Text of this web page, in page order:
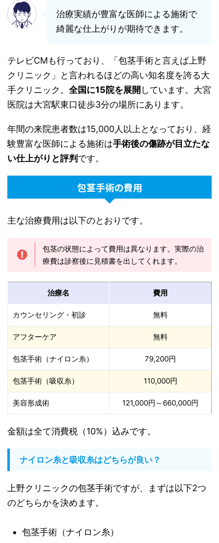
治療実績が豊富な医師による施術で
綺麗な仕上がりが期待できます。
テレビCMも行っており、「包茎手術と言えば上野
クリニック」と言われるほどの高い知名度を誇る大
手クリニック。 全国に15院を展開 しています。大宮
医院は大宮駅東口徒歩3分の場所にあります。
年間の来院患者数は15,000人以上となっており、経
験豊富な医師による施術は手術後の傷跡が目立たな
い仕上がりと評判 です。
包茎手術の費用
主な治療費用は以下のとおりです。
包茎の状態によって費用は異なります。実際の治
療費は診察後に見積書を出してくれます。
治療名 費用
カウンセリング・初診 無料
アフターケア 無料
包茎手術（ナイロン糸） 79,200円
包茎手術（吸収糸） 110,000円
美容形成術 121,000円～660,000円
金額は全て消費税（10%）込みです。
ナイロン糸と吸収糸はどちらが良い？
上野クリニックの包茎手術ですが、まずは以下2つ
のどちらかを決めます。
包茎手術（ナイロン糸）